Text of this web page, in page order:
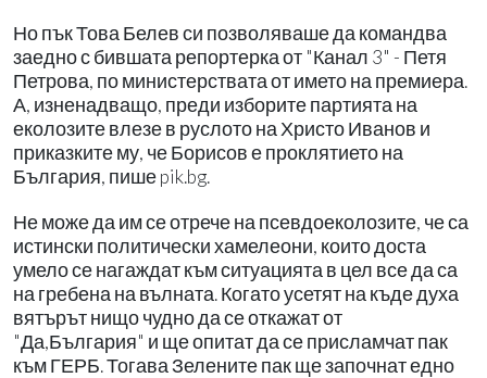
Но пък Това Белев си позволяваше да командва
заедно с бившата репортерка от "Канал 3" - Петя
Петрова, по министерствата от името на премиера.
А, изненадващо, преди изборите партията на
еколозите влезе в руслото на Христо Иванов и
приказките му, че Борисов е проклятието на
България, пише pik.bg.
Не може да им се отрече на псевдоеколозите, че са
истински политически хамелеони, които доста
умело се нагаждат към ситуацията в цел все да са
на гребена на вълната. Когато усетят на къде духа
вятърът нищо чудно да се откажат от
"Да,България" и ще опитат да се присламчат пак
към ГЕРБ. Тогава Зелените пак ще започнат едно